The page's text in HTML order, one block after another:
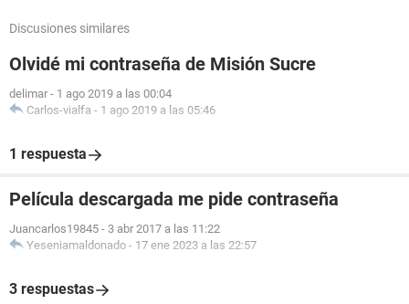
Discusiones similares
Olvidé mi contraseña de Misión Sucre
delimar - 1 ago 2019 a las 00:04
Carlos-vialfa - 1 ago 2019 a las 05:46
1 respuesta
Película descargada me pide contraseña
Juancarlos19845 - 3 abr 2017 a las 11:22
Yeseniamaldonado - 17 ene 2023 a las 22:57
3 respuestas